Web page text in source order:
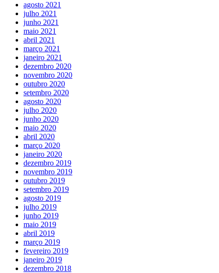
agosto 2021
julho 2021
junho 2021
maio 2021
abril 2021
março 2021
janeiro 2021
dezembro 2020
novembro 2020
outubro 2020
setembro 2020
agosto 2020
julho 2020
junho 2020
maio 2020
abril 2020
março 2020
janeiro 2020
dezembro 2019
novembro 2019
outubro 2019
setembro 2019
agosto 2019
julho 2019
junho 2019
maio 2019
abril 2019
março 2019
fevereiro 2019
janeiro 2019
dezembro 2018